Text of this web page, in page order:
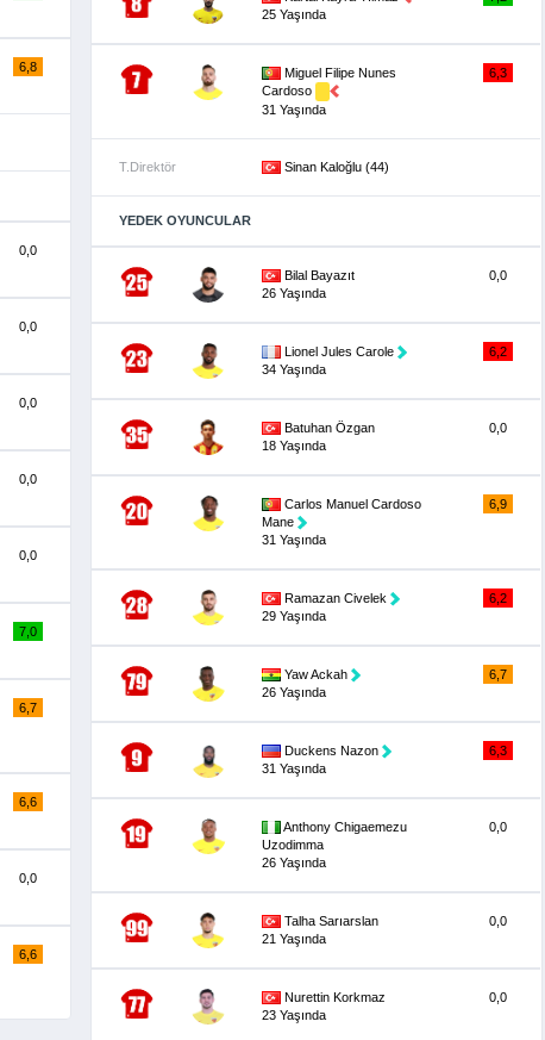
6,8
0,0
0,0
0,0
0,0
0,0
7,0
6,7
6,6
0,0
6,6
25 Yaşında
Miguel Filipe Nunes
Cardoso
31 Yaşında
6,3
T.Direktör Sinan Kaloğlu (44)
YEDEK OYUNCULAR
Bilal Bayazıt
26 Yaşında
0,0
Lionel Jules Carole
34 Yaşında
6,2
Batuhan Özgan
18 Yaşında
0,0
Carlos Manuel Cardoso
Mane
31 Yaşında
6,9
Ramazan Civelek
29 Yaşında
6,2
Yaw Ackah
26 Yaşında
6,7
Duckens Nazon
31 Yaşında
6,3
Anthony Chigaemezu
Uzodimma
26 Yaşında
0,0
Talha Sarıarslan
21 Yaşında
0,0
Nurettin Korkmaz
23 Yaşında
0,0